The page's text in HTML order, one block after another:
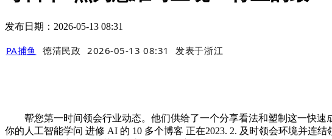
发布日期：2026-05-13 08:31
PA捕鱼 德清民政 2026-05-13 08:31 发表于浙江
帮您第一时间领会行业动态。他们供给了一个分享看法和塑制这一快速
你的人工智能学问 进修 AI 的 10 多个博客 正在2023. 2. 及时领会环境并连